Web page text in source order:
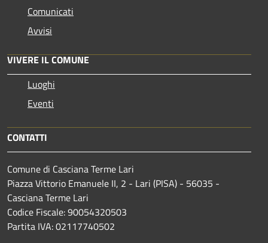
Comunicati
Avvisi
VIVERE IL COMUNE
Luoghi
Eventi
CONTATTI
Comune di Casciana Terme Lari
Piazza Vittorio Emanuele II, 2 - Lari (PISA) - 56035 -
Casciana Terme Lari
Codice Fiscale: 90054320503
Partita IVA: 02117740502